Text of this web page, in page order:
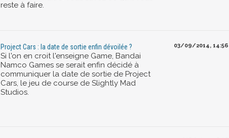
reste à faire.
Project Cars : la date de sortie enfin dévoilée ?
Si l'on en croit l'enseigne Game, Bandai
Namco Games se serait enfin décidé à
communiquer la date de sortie de Project
Cars, le jeu de course de Slightly Mad
Studios.
03/09/2014, 14:56